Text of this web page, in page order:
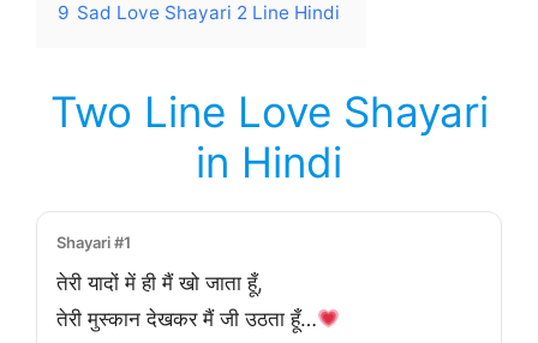
9 Sad Love Shayari 2 Line Hindi
Two Line Love Shayari
in Hindi
Shayari #1
तेरी यादों में ही मैं खो जाता हूँ,
तेरी मुस्कान देखकर मैं जी उठता हूँ…